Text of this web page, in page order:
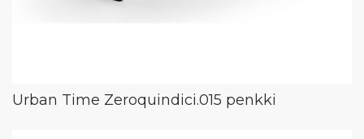
Urban Time Zeroquindici.015 penkki